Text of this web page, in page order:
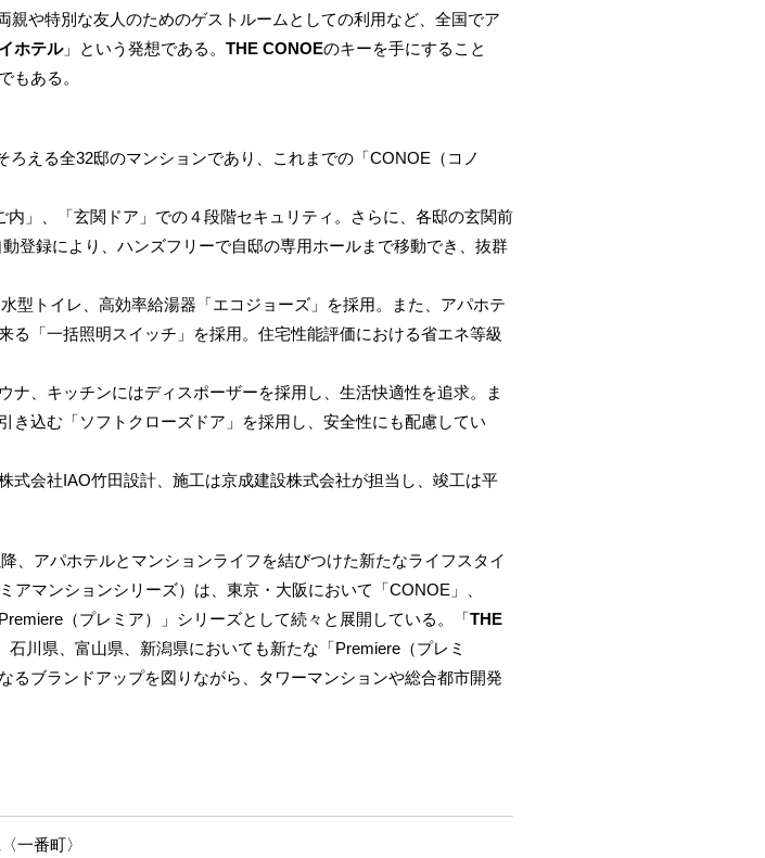
親や特別な友人のためのゲストルームとしての利用など、全国でア
ホテル」という発想である。 THE CONOEのキーを手にすること
もある。
える全32邸のマンションであり、これまでの「CONOE（コノ
内」、「玄関ドア」での４段階セキュリティ。さらに、各邸の玄関前
登録により、ハンズフリーで自邸の専用ホールまで移動でき、抜群
型トイレ、高効率給湯器「エコジョーズ」を採用。また、アパホテ
る「一括照明スイッチ」を採用。住宅性能評価における省エネ等級
ナ、キッチンにはディスポーザーを採用し、生活快適性を追求。ま
き込む「ソフトクローズドア」を採用し、安全性にも配慮してい
会社IAO竹田設計、施工は京成建設株式会社が担当し、竣工は平
アパホテルとマンションライフを結びつけた新たなライフスタイ
マンションシリーズ）は、東京・大阪において「CONOE」、
（プレミア）」シリーズとして続々と展開している。「THE
石川県、富山県、新潟県においても新たな「Premiere（プレミ
るブランドアップを図りながら、タワーマンションや総合都市開発
一番町〉